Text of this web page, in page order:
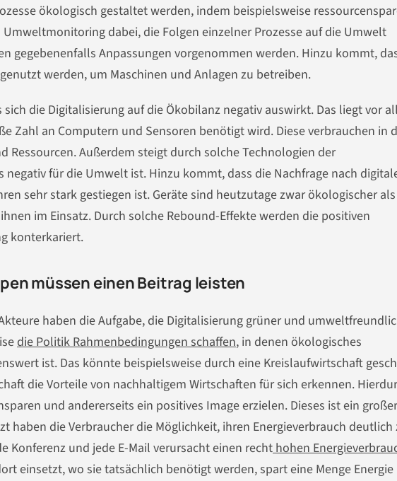
ökologisch gestaltet werden, indem beispielsweise
dabei, die Folgen einzelner Prozesse auf die Umwelt
gegebenenfalls Anpassungen vorgenommen werden. Hinzu kommt,
werden, um Maschinen und Anlagen zu betreiben.
die Digitalisierung auf die Ökobilanz negativ auswirkt. Das liegt vor
Zahl an Computern und Sensoren benötigt wird. Diese verbrauchen in
Ressourcen. Außerdem steigt durch solche Technologien der
negativ für die Umwelt ist. Hinzu kommt, dass die Nachfrage nach
sehr stark gestiegen ist. Geräte sind heutzutage zwar ökologischer als
im Einsatz. Durch solche Rebound-Effekte werden die positiven
konterkariert.
müssen einen Beitrag leisten
haben die Aufgabe, die Digitalisierung grüner und
die Politik Rahmenbedingungen schaffen, in denen ökologisches
ist. Das könnte beispielsweise durch eine Kreislaufwirtschaft
die Vorteile von nachhaltigem Wirtschaften für sich erkennen.
und andererseits ein positives Image erzielen. Dieses ist ein großer
haben die Verbraucher die Möglichkeit, ihren Energieverbrauch deutlich
Konferenz und jede E-Mail verursacht einen rechthohen
einsetzt, wo sie tatsächlich benötigt werden, spart eine Menge Energie